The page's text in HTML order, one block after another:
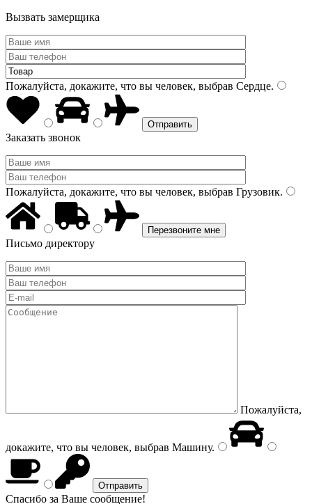
Вызвать замерщика
Пожалуйста, докажите, что вы человек, выбрав Сердце.
Заказать звонок
Пожалуйста, докажите, что вы человек, выбрав Грузовик.
Письмо директору
Пожалуйста,
докажите, что вы человек, выбрав Машину.
Спасибо за Ваше сообщение!